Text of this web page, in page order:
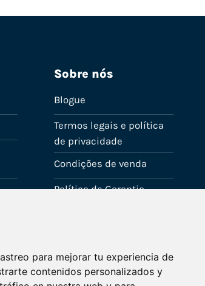
para mejorar tu experiencia de
contenidos personalizados y
Sobre nós
Blogue
Termos legais e política
de privacidade
Condições de venda
Política de Garantia
Fale connosco